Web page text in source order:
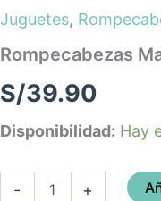
Juguetes,
Rompecabezas
S/39.90
Disponibilidad: Hay
-
(100
Piezas)
cantidad
+